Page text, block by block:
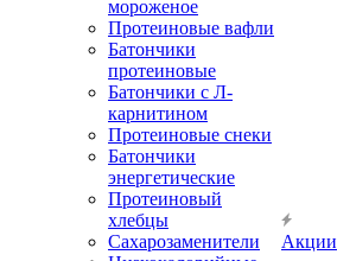
мороженое
Протеиновые вафли
Батончики
протеиновые
Батончики с Л-
карнитином
Протеиновые снеки
Батончики
энергетические
Протеиновый
хлебцы
Сахарозаменители
Акции